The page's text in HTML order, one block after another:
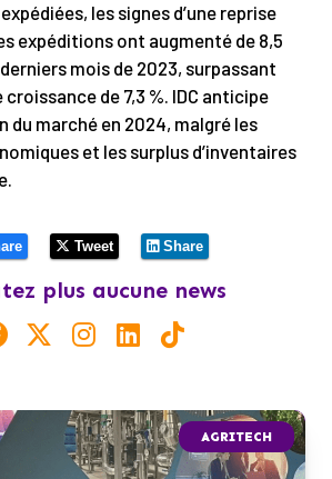
les signes d’une reprise
expéditions ont augmenté de 8,5
mois de 2023, surpassant
de 7,3 %. IDC anticipe
du marché en 2024, malgré les
et les surplus d’inventaires
Tweet Share
plus aucune news
AGRITECH